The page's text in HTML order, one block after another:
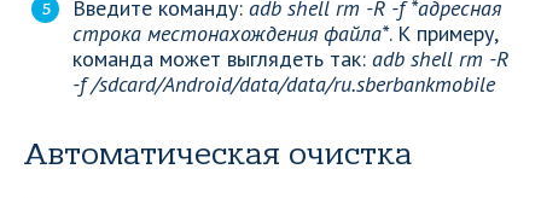
Введите команду: adb shell rm -R -f *адресная
строка местонахождения файла*. К примеру,
команда может выглядеть так: adb shell rm -R
-f /sdcard/Android/data/data/ru.sberbankmobile
Автоматическая очистка